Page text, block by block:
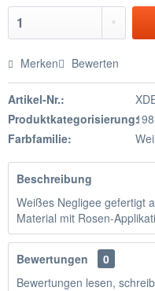
Merken Bewerten
Artikel-Nr.:
Produktkategorisierung:
Farbfamilie:
Beschreibung
Weißes Negligee gefertigt
Material mit Rosen-
Bewertungen
0
Bewertungen lesen,